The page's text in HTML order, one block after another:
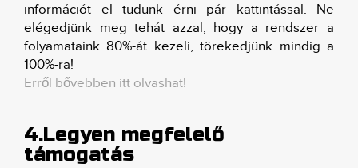
információt el tudunk érni pár kattintással. Ne
elégedjünk meg tehát azzal, hogy a rendszer a
folyamataink 80%-át kezeli, törekedjünk mindig a
100%-ra!
Erről bővebben itt olvashat!
4.Legyen megfelelő
támogatás